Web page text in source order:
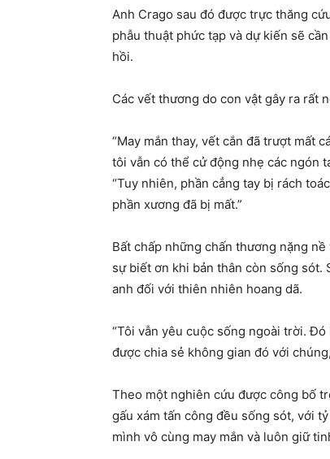
Anh Crago sau đó được trực thăng
phẫu thuật phức tạp và dự kiến sẽ
hồi.
Các vết thương do con vật gây ra rất
“May mắn thay, vết cắn đã trượt mất
tôi vẫn có thể cử động nhẹ các ngón
“Tuy nhiên, phần cẳng tay bị rách
phần xương đã bị mất.”
Bất chấp những chấn thương nặng
sự biết ơn khi bản thân còn sống
anh đối với thiên nhiên hoang dã.
“Tôi vẫn yêu cuộc sống ngoài trời.
được chia sẻ không gian đó với
Theo một nghiên cứu được công bố
gấu xám tấn công đều sống sót, với
mình vô cùng may mắn và luôn giữ